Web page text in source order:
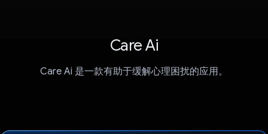
Care Ai
Care Ai 是一款有助于缓解心理困扰的应用。